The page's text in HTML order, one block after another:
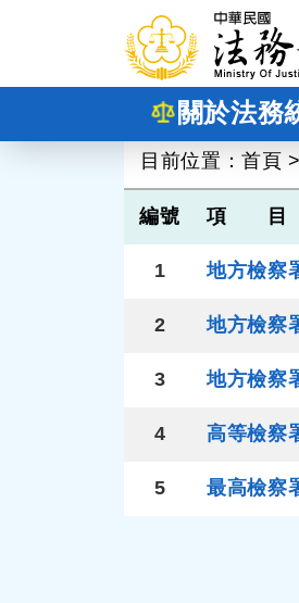
跳到主要內容
關於法務
目前位置：首頁 >
編號 項 目
1 地方檢察
2 地方檢察
3 地方檢察
4 高等檢察
5 最高檢察